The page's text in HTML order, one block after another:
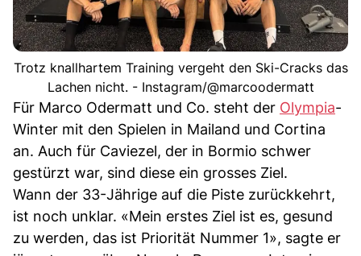
Trotz knallhartem Training vergeht den Ski-Cracks das
Lachen nicht. - Instagram/@marcoodermatt
Für Marco Odermatt und Co. steht der Olympia-
Winter mit den Spielen in Mailand und Cortina
an. Auch für Caviezel, der in Bormio schwer
gestürzt war, sind diese ein grosses Ziel.
Wann der 33-Jährige auf die Piste zurückkehrt,
ist noch unklar. «Mein erstes Ziel ist es, gesund
zu werden, das ist Priorität Nummer 1», sagte er